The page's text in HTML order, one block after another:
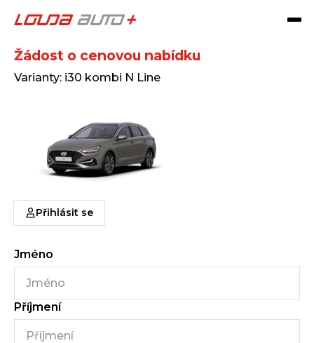
Hyundai i30 kombi
Žádost o cenovou nabídku
Varianty: i30 kombi N Line
Přihlásit se
Jméno
Příjmení